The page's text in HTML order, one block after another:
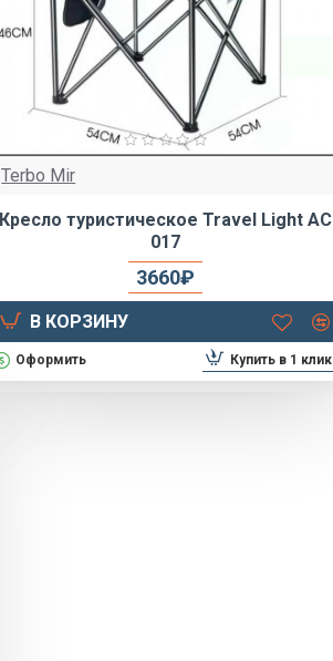
Terbo Mir
Кресло туристическое Travel Light AC
017
3660₽
В КОРЗИНУ
Оформить Купить в 1 клик